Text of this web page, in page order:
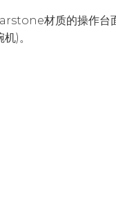
材质的操作台
)。